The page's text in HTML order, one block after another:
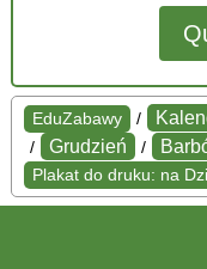
EduZabawy /
/ Grudzień /
Plakat do druku: na